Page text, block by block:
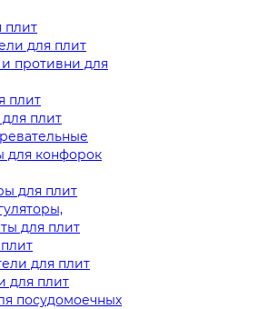
плит
для плит
противни для
плит
плит
для конфорок
для плит
для плит
для плит
для плит
посудомоечных